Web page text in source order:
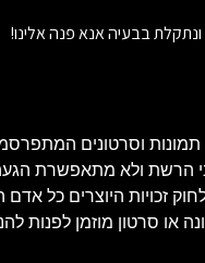
בבעיה אנא פנה אלינו!
וסרטונים
הרשת ולא מתאפשרת
הויזאולי, לכן בהתאם לסעיף 27א' לחוק זכויות היוצרים
או סרטון מוזמן לפנות